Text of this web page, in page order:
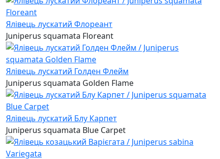
Ялівець лускатий Флореант
Juniperus squamata Floreant
Ялівець лускатий Голден Флейм
Juniperus squamata Golden Flame
Ялівець лускатий Блу Карпет
Juniperus squamata Blue Carpet